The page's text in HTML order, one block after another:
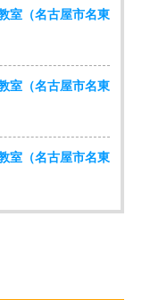
室（名古屋市名東
室（名古屋市名東
室（名古屋市名東